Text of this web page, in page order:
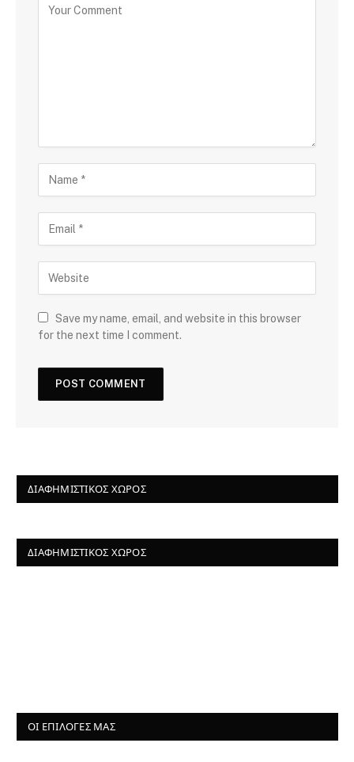
Save my name, email, and website in this browser
for the next time I comment.
ΔΙΑΦΗΜΙΣΤΙΚΌΣ ΧΏΡΟΣ
ΔΙΑΦΗΜΙΣΤΙΚΌΣ ΧΏΡΟΣ
ΟΙ ΕΠΙΛΟΓΈΣ ΜΑΣ